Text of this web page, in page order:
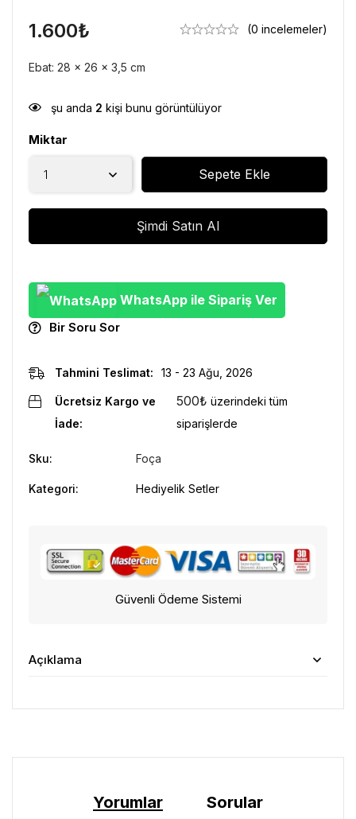
1.600₺ (0 incelemeler)
Ebat: 28 x 26 x 3,5 cm
şu anda 2 kişi bunu görüntülüyor
Miktar
Sepete Ekle
Şimdi Satın Al
WhatsApp ile Sipariş Ver
Bir Soru Sor
Tahmini Teslimat: 13 - 23 Ağu, 2026
Ücretsiz Kargo ve
İade:
500₺ üzerindeki tüm
siparişlerde
Sku: Foça
Kategori: Hediyelik Setler
Güvenli Ödeme Sistemi
Açıklama
Yorumlar Sorular